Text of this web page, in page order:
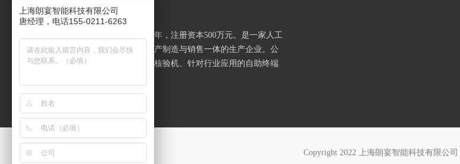
以智能产品 成就便利生活
上海朗宴智能科技有限公司成立于2017年，注册资本500万元。是一家人工
智能、自助终端产品集研发、设计、生产制造与销售一体的生产企业。公
司主要产品：访客机、人脸终端、人证核验机、针对行业应用的自助终端
Copyright 2022 上海朗宴智能科技有限公司
上海朗宴智能科技有限公司
唐经理，电话155-0211-6263